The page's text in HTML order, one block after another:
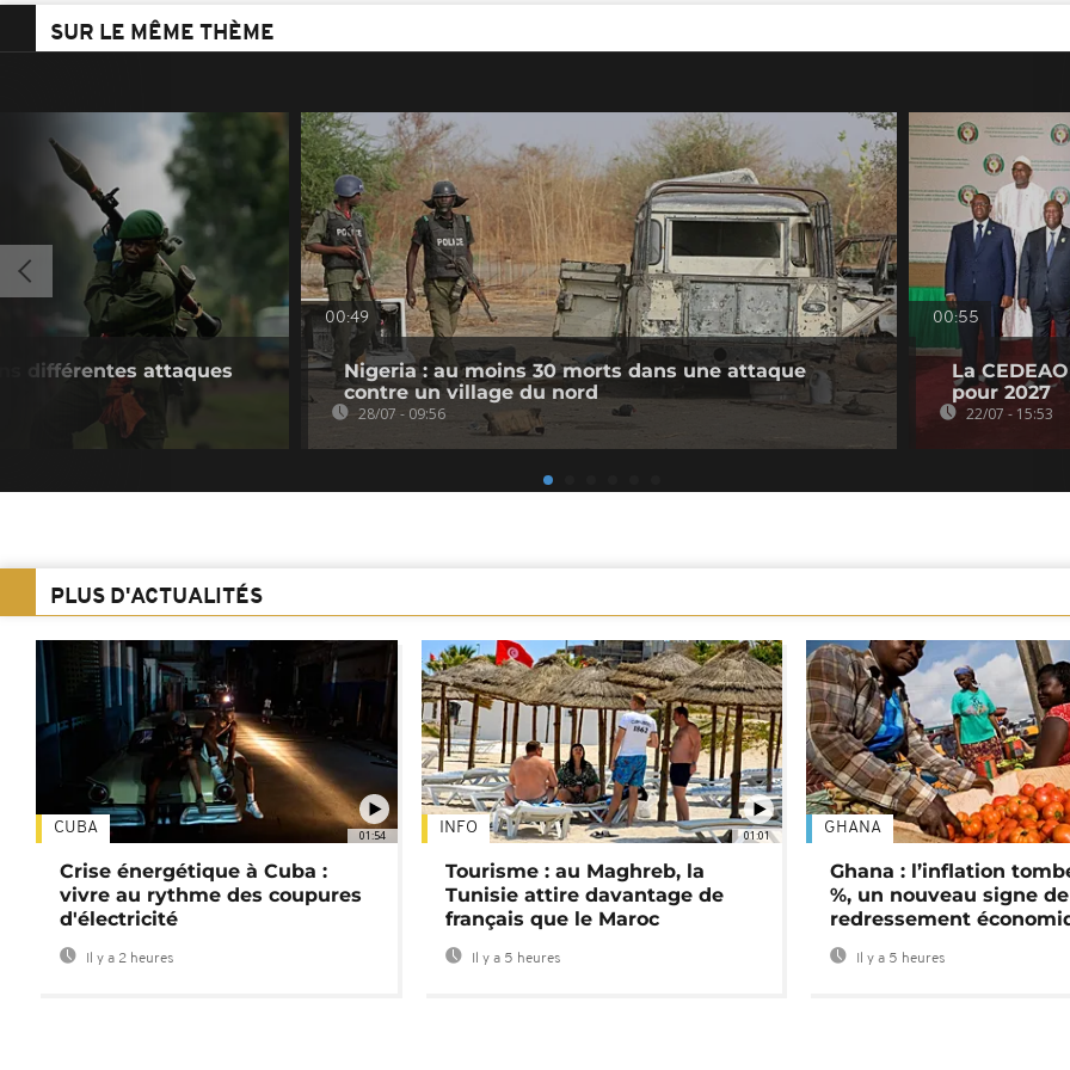
SUR LE MÊME THÈME
différentes attaques
00:49
Nigeria : au moins 30 morts dans une attaque
contre un village du nord
28/07 - 09:56
00:55
La
pour 2027
22/07 - 15:53
PLUS D'ACTUALITÉS
01:54
CUBA
Crise énergétique à Cuba :
vivre au rythme des coupures
d'électricité
Il y a 2 heures
01:01
INFO
Tourisme : au Maghreb, la
Tunisie attire davantage de
français que le Maroc
Il y a 5 heures
GHANA
Ghana : l’inflation
%, un nouveau signe de
redressement
Il y a 5 heures